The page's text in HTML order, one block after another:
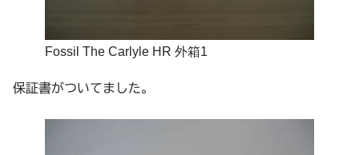
Fossil The Carlyle HR 外箱1
保証書がついてました。